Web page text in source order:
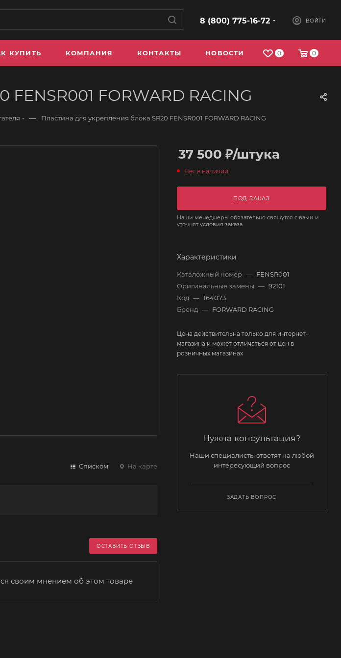
8 (800) 775-16-72 ВОЙТИ
0 0
КУПИТЬ КОМПАНИЯ КОНТАКТЫ НОВОСТИ
FORWARD RACING
— Пластина для укрепления блока SR20 FENSR001 FORWARD RACING
Списком На карте
ОСТАВИТЬ ОТЗЫВ
своим мнением об этом товаре
37 500 ₽/штука
Нет в наличии
ПОД ЗАКАЗ
Наши менеджеры обязательно свяжутся с вами и
уточнят условия заказа
Характеристики
Каталожный номер — FENSR001
Оригинальные замены — 92101
Код — 164073
Бренд — FORWARD RACING
Цена действительна только для интернет-
магазина и может отличаться от цен в
розничных магазинах
Нужна консультация?
Наши специалисты ответят на любой
интересующий вопрос
ЗАДАТЬ ВОПРОС